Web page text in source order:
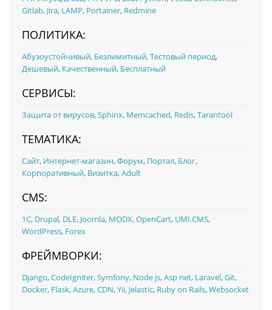
Gitlab, Jira, LAMP, Portainer, Redmine
ПОЛИТИКА:
Абузоустойчивый, Безлимитный,Тестовый период,
Дешевый, Качественный, Бесплатный
СЕРВИСЫ:
Защита от вирусов,Sphinx, Memcached, Redis,Tarantool
ТЕМАТИКА:
Сайт, Интернет-магазин,Форум, Портал, Блог,
Корпоративный, Визитка,Adult
CMS:
1С, Drupal, DLE, Joomla, MODX,OpenCart, UMI.CMS,
WordPress, Forex
ФРЕЙМВОРКИ:
Django,CodeIgniter,Symfony, Node js,Asp net, Laravel,Git,
Docker, Flask,Azure,CDN,Yii, Jelastic, Ruby on Rails,Websocket